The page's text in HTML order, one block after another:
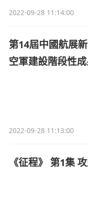
2022-09-28 11:14:00
第14屆中國航展
空軍建設階段性
2022-09-28 11:13:00
《征程》 第1集